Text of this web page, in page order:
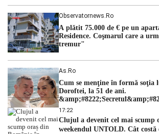
Observatornews.ro
A plătit 75.000 de € pe un
Residence. Coşmarul care a
tremur"
As.ro
Cum se menţine în formă soţia
Doroftei, la 51 de ani.
dezvăluit
17:22
Clujul a devenit cel mai scump
weekendul UNTOLD. Cât costă